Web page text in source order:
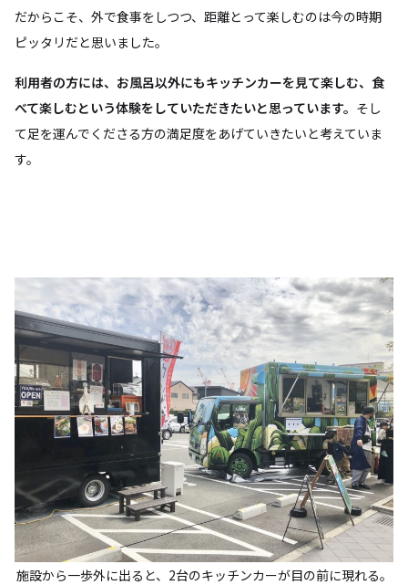
だからこそ、外で食事をしつつ、距離とって楽しむのは今の時期
ピッタリだと思いました。
利用者の方には、お風呂以外にもキッチンカーを見て楽しむ、食
べて楽しむという体験をしていただきたいと思っています。 そし
て足を運んでくださる方の満足度をあげていきたいと考えていま
す。
施設から一歩外に出ると、2台のキッチンカーが目の前に現れる。